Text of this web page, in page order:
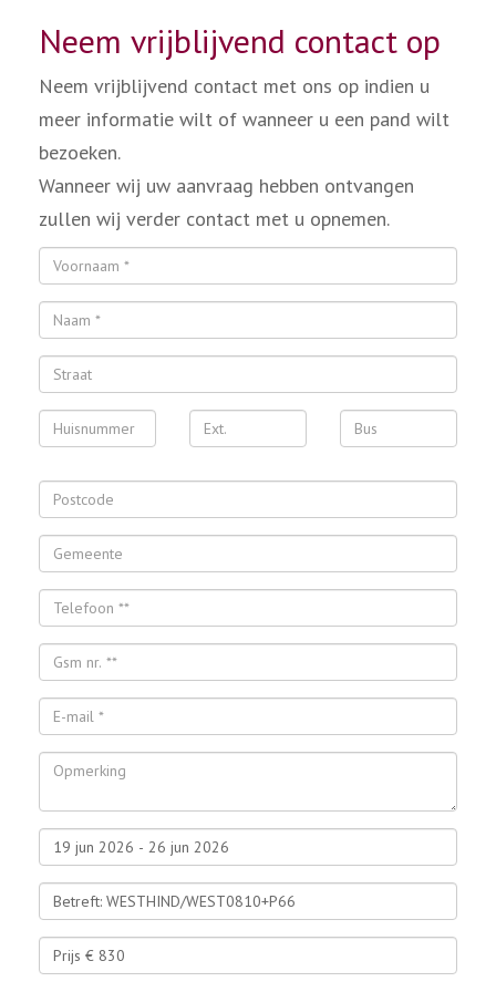
Neem vrijblijvend contact op
Neem vrijblijvend contact met ons op indien u
meer informatie wilt of wanneer u een pand wilt
bezoeken.
Wanneer wij uw aanvraag hebben ontvangen
zullen wij verder contact met u opnemen.